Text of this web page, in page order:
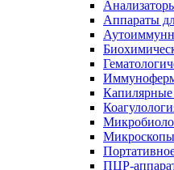
Аппараты
Капилярные
ПЦР-